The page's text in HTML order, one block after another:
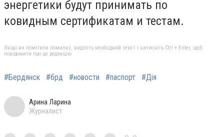
энергетики будут принимать по
ковидным сертификатам и тестам.
Якщо ви помітили помилку, виділіть необхідний текст і натисніть Ctrl + Enter, щоб
повідомити про це редакцію
#Бердянск #брд #новости #паспорт #Дія
Арина Ларина
Журналист